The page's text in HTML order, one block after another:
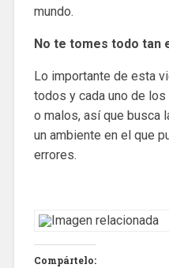
mundo.
No te tomes todo tan
Lo importante de esta
todos y cada uno de
o malos, así que busca
un ambiente en el que
errores.
Compártelo: